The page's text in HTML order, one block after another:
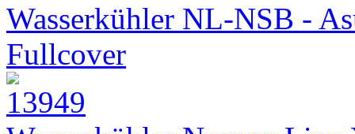
Wasserkühler NL-NSB -
Fullcover